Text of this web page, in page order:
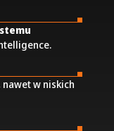
nawet w niskich